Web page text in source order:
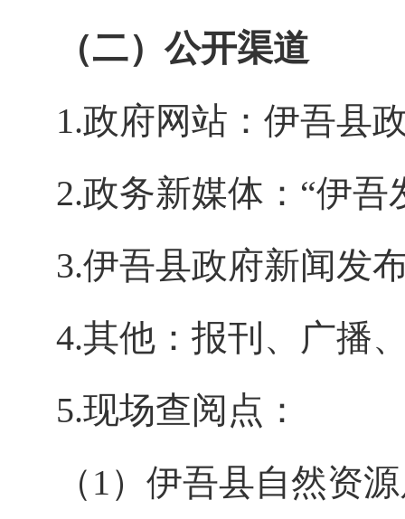
（二）公开渠道
1.政府网站：伊吾县
2.政务新媒体：“伊
3.伊吾县政府新闻发
4.其他：报刊、广播
5.现场查阅点：
（ 1）伊吾县自然资